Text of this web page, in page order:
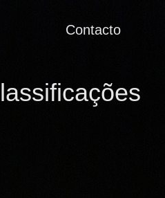
Contacto